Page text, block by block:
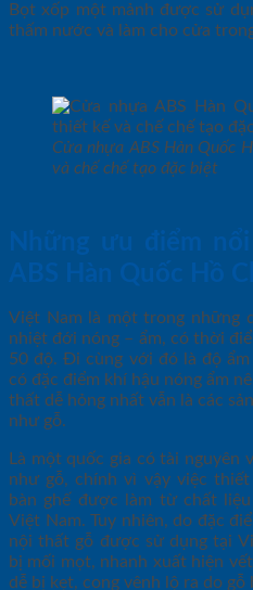
Bọt xốp một mảnh được sử
thấm nước và làm cho cửa
Cửa nhựa ABS Hàn Quốc
và chế chế tạo đặc biệt
Những ưu điểm
ABS Hàn Quốc Hồ
Việt Nam là một trong những
nhiệt đới nóng – ẩm, có thời
50 độ. Đi cùng với đó là độ
có đặc điểm khí hậu nóng ẩm
thất dễ hỏng nhất vẫn là các
như gỗ.
Là một quốc gia có tài nguyên
như gỗ, chính vì vậy việc
bàn ghế được làm từ chất
Việt Nam. Tuy nhiên, do đặc
nội thất gỗ được sử dụng tại
bị mối mọt, nhanh xuất hiện
dễ bị kẹt, cong vênh lộ ra do